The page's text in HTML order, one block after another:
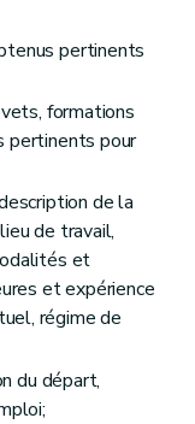
pertinents
formations
pertinents pour
de la
de travail,
et
et expérience
régime de
du départ,